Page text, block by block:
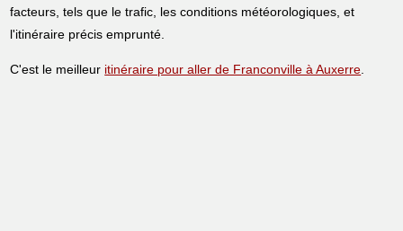
facteurs, tels que le trafic, les conditions météorologiques, et
l'itinéraire précis emprunté.
C'est le meilleur itinéraire pour aller de Franconville à Auxerre.